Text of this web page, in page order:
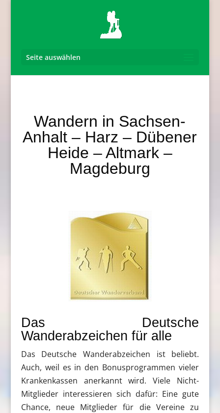
Seite auswählen
Wandern in Sachsen-
Anhalt – Harz – Dübener
Heide – Altmark –
Magdeburg
Das Deutsche
Wanderabzeichen für alle
Das Deutsche Wanderabzeichen ist beliebt.
Auch, weil es in den Bonusprogrammen vieler
Krankenkassen anerkannt wird. Viele Nicht-
Mitglieder interessieren sich dafür: Eine gute
Chance, neue Mitglieder für die Vereine zu